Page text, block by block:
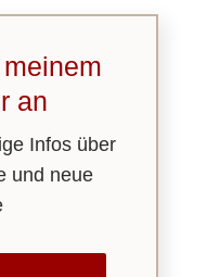
an
Infos über
und neue